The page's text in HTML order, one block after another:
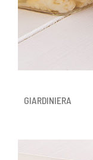
GIARDINIERA